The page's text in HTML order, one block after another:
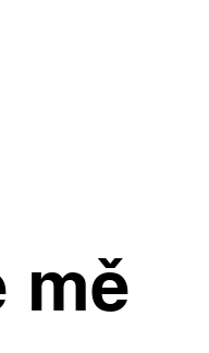
mě